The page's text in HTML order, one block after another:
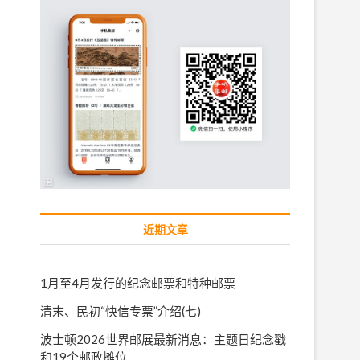
近期文章
1月至4月发行的纪念邮票和特种邮票
清末、民初“快信专票”介绍(七)
波士顿2026世界邮展最新消息：主题日纪念戳
和19个邮政摊位